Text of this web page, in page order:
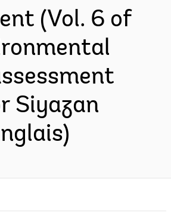
(Vol. 6 of
Siyazan